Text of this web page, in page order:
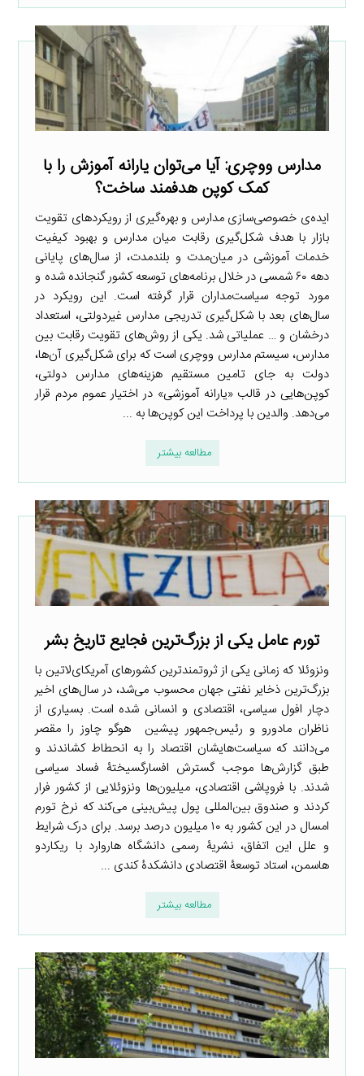
مدارس ووچری: آیا می‌توان یارانه آموزش را با
کمک کوپن هدفمند ساخت؟
ایده‌ی خصوصی‌سازی مدارس و بهره‌گیری از رویکردهای تقویت
بازار با هدف شکل‌گیری رقابت میان مدارس و بهبود کیفیت
خدمات آموزشی در میان‌مدت و بلندمدت، از سال‌های پایانی
دهه ۶۰ شمسی در خلال برنامه‌های توسعه کشور گنجانده شده و
مورد توجه سیاست‌مداران قرار گرفته است. این رویکرد در
سال‌های بعد با شکل‌گیری تدریجی مدارس غیردولتی، استعداد
درخشان و … عملیاتی شد. یکی از روش‌های تقویت رقابت بین
مدارس، سیستم مدارس ووچری است که برای شکل‌گیری آن‌ها،
دولت به جای تامین مستقیم هزینه‌های مدارس دولتی،
کوپن‌هایی در قالب «یارانه آموزشی» در اختیار عموم مردم قرار
می‌دهد. والدین با پرداخت این کوپن‌ها به ...
مطالعه بیشتر
تورم عامل یکی از بزرگ‌ترین فجایع تاریخ بشر
ونزوئلا که زمانی یکی از ثروتمندترین کشورهای آمریکای‌لاتین با
بزرگ‌ترین ذخایر نفتی جهان محسوب می‌شد، در سال‌های اخیر
دچار افول سیاسی، اقتصادی و انسانی شده است. بسیاری از
ناظران مادورو و رئیس‌جمهور پیشین هوگو چاوز را مقصر
می‌دانند که سیاست‌هایشان اقتصاد را به انحطاط کشاندند و
طبق گزارش‌ها موجب گسترش افسارگسیختۀ فساد سیاسی
شدند. با فروپاشی اقتصادی، میلیون‌ها ونزوئلایی از کشور فرار
کردند و صندوق بین‌المللی پول پیش‌بینی می‌کند که نرخ تورم
امسال در این کشور به ۱۰ میلیون درصد برسد. برای درک شرایط
و علل این اتفاق، نشریۀ رسمی دانشگاه هاروارد با ریکاردو
هاسمن، استاد توسعۀ اقتصادی دانشکدۀ کندی ...
مطالعه بیشتر